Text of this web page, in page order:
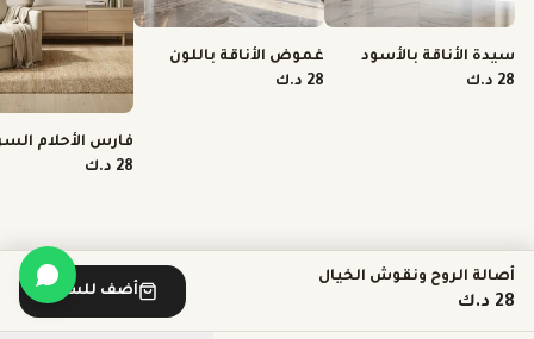
سيدة الأناقة بالأسود
والأبيض
28 د.ك
غموض الأناقة باللون
القرمزي
28 د.ك
فارس الأحلام
28 د.ك
أصالة الروح ونقوش الخيال
28 د.ك
أضف للسلة